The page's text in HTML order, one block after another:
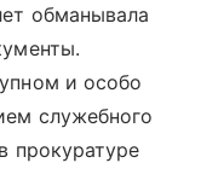
обманывала
и особо
служебного
прокуратуре